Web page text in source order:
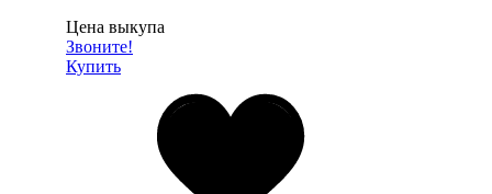
Цена выкупа
Звоните!
Купить